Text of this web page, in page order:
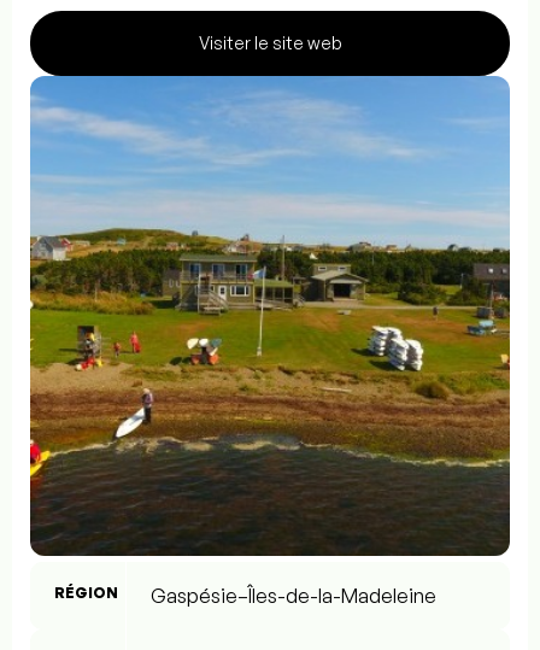
Visiter le site web
RÉGION Gaspésie–Îles-de-la-Madeleine